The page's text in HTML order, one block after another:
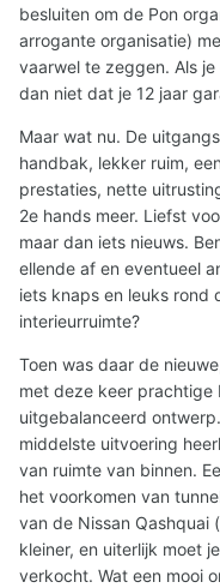
besluiten om de Pon
arrogante organisatie)
vaarwel te zeggen. Als
dan niet dat je 12 jaar
Maar wat nu. De
handbak, lekker ruim,
prestaties, nette
2e hands meer. Liefst
maar dan iets nieuws.
ellende af en eventueel
iets knaps en leuks rond
interieurruimte?
Toen was daar de
met deze keer prachtige
uitgebalanceerd
middelste uitvoering
van ruimte van binnen.
het voorkomen van
van de Nissan Qashquai
kleiner, en uiterlijk moet
verkocht. Wat een mooi